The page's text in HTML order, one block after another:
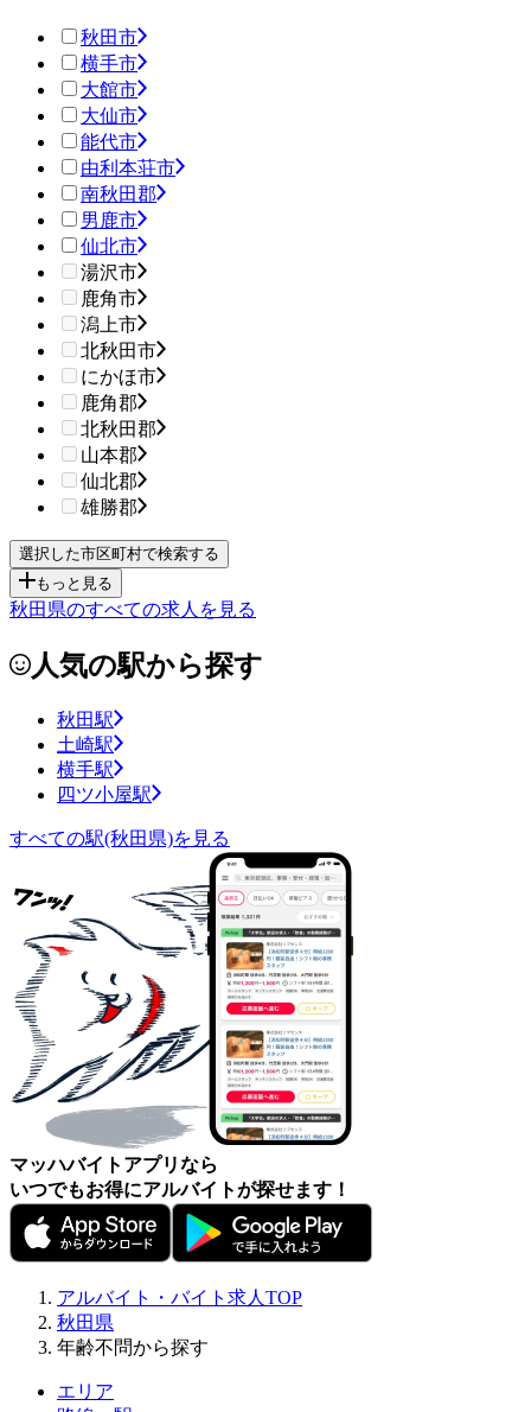
秋田市
横手市
大館市
大仙市
能代市
由利本荘市
南秋田郡
男鹿市
仙北市
湯沢市
鹿角市
潟上市
北秋田市
にかほ市
鹿角郡
北秋田郡
山本郡
仙北郡
雄勝郡
もっと見る
秋田県のすべての求人を見る
人気の駅から探す
秋田駅
土崎駅
横手駅
四ツ小屋駅
すべての駅(秋田県)を見る
マッハバイトアプリなら
いつでもお得にアルバイトが探せます！
アルバイト・バイト求人TOP
秋田県
年齢不問から探す
エリア